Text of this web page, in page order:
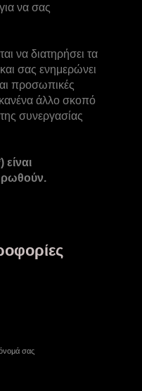
να σας
να διατηρήσει τα
σας ενημερώνει
προσωπικές
άλλο σκοπό
συνεργασίας
σας